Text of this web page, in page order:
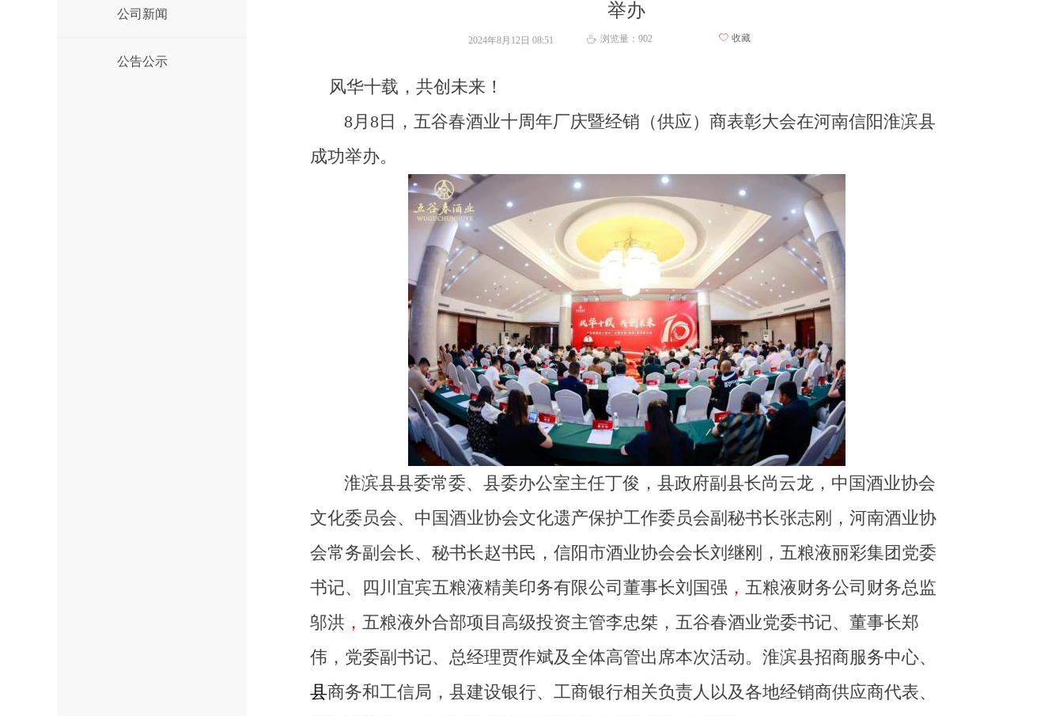
举办
风华十载，共创未来！
8月8日，五谷春酒业十周年厂庆暨经销（供应）商表彰大会在河南信阳淮滨县
成功举办。
淮滨县县委常委、县委办公室主任丁俊，县政府副县长尚云龙，中国酒业协会
文化委员会、中国酒业协会文化遗产保护工作委员会副秘书长张志刚，河南酒业协
会常务副会长、秘书长赵书民，信阳市酒业协会会长刘继刚，五粮液丽彩集团党委
书记、四川宜宾五粮液精美印务有限公司董事长刘国强 ， 五粮液财务公司财务总监
邬洪 ， 五粮液外合部项目高级投资主管李忠桀，五谷春酒业党委书记、董事长郑
伟，党委副书记、总经理贾作斌及全体高管出席本次活动。淮滨县招商服务中心、
县商务和工信局，县建设银行、工商银行相关负责人以及各地经销商供应商代表、
2024年8月12日 08:51 ꄘ 浏览量： 902 ꄀ 收藏
公司新闻
公告公示